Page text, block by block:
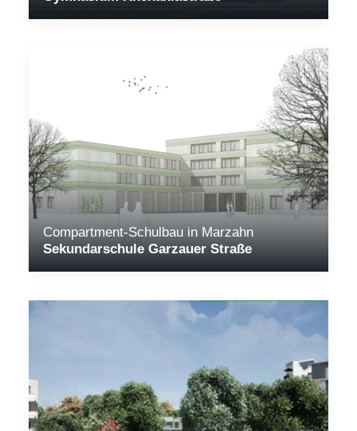
Compartment-Schulbau in Marzahn
Sekundarschule Garzauer Straße